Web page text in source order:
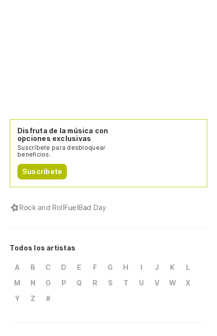
Disfruta de la música con
opciones exclusivas
Suscríbete para desbloquear
beneficios.
Suscríbete
Rock and RollFuelBad Day
Todos los artistas
A B C D E F G H I J K
L
M
N O P Q R S T U V W
X
Y
Z #